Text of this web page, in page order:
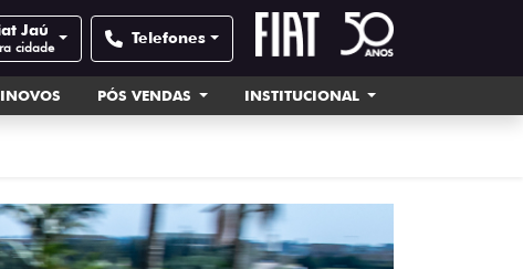
Jaú
cidade Telefones
PÓS VENDAS INSTITUCIONAL